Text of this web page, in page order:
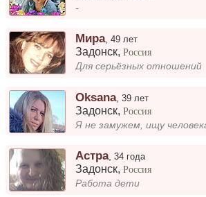
-
Мира,49 лет
Задонск,Россия
Для серьёзных отношений
Oksana,39 лет
Задонск,Россия
Астра,34 года
Задонск,Россия
Работа дети